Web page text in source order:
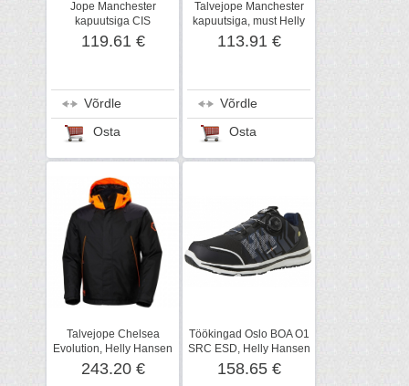
Jope Manchester
kapuutsiga CIS
tumehall, Helly Hansen
WW
119.61 €
Võrdle
Osta
Talvejope Manchester
kapuutsiga, must Helly
Hansen WorkWear
113.91 €
Võrdle
Osta
Talvejope Chelsea
Evolution, Helly Hansen
WorkWear
243.20 €
Töökingad Oslo BOA O1
SRC ESD, Helly Hansen
WorkWear
158.65 €